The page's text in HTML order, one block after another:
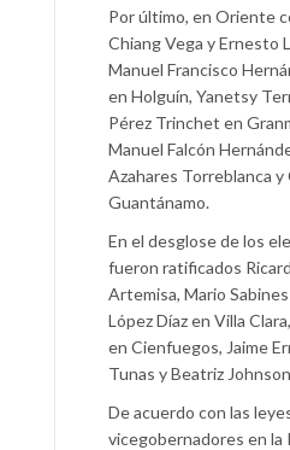
Por último, en Oriente
Chiang Vega y Ernesto
Manuel Francisco
en Holguín, Yanetsy
Pérez Trinchet en
Manuel Falcón
Azahares Torreblanca
Guantánamo.
En el desglose de los
fueron ratificados
Artemisa, Mario
López Díaz en Villa
en Cienfuegos, Jaime
Tunas y Beatriz
De acuerdo con las
vicegobernadores en la